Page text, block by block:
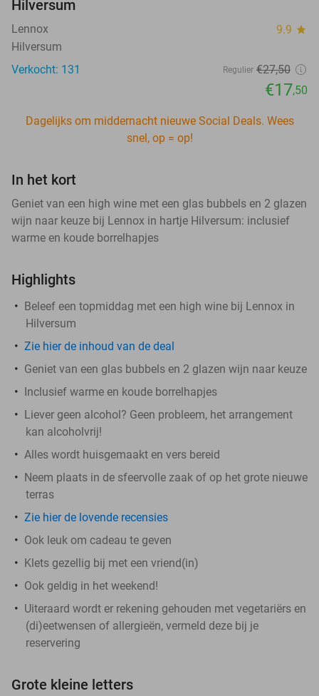
Hilversum
Lennox 9.9 star
Hilversum
Verkocht: 131
Regulier €27,50
€17,50
Dagelijks om middernacht nieuwe Social Deals. Wees
snel, op = op!
In het kort
Geniet van een high wine met een glas bubbels en 2 glazen
wijn naar keuze bij Lennox in hartje Hilversum: inclusief
warme en koude borrelhapjes
Highlights
Beleef een topmiddag met een high wine bij Lennox in
Hilversum
Zie hier de inhoud van de deal
Geniet van een glas bubbels en 2 glazen wijn naar keuze
Inclusief warme en koude borrelhapjes
Liever geen alcohol? Geen probleem, het arrangement
kan alcoholvrij!
Alles wordt huisgemaakt en vers bereid
Neem plaats in de sfeervolle zaak of op het grote nieuwe
terras
Zie hier de lovende recensies
Ook leuk om cadeau te geven
Klets gezellig bij met een vriend(in)
Ook geldig in het weekend!
Uiteraard wordt er rekening gehouden met vegetariërs en
(di)eetwensen of allergieën, vermeld deze bij je
reservering
Grote kleine letters